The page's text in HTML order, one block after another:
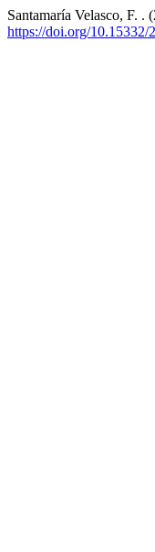
Santamaría Velasco, F.
https://doi.org/10.15332/